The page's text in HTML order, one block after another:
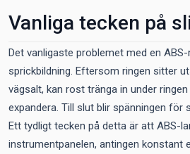
Vanliga tecken på
Det vanligaste problemet med en
sprickbildning. Eftersom ringen sitter
vägsalt, kan rost tränga in under
expandera. Till slut blir spänningen för
Ett tydligt tecken på detta är att ABS-
instrumentpanelen, antingen konstant